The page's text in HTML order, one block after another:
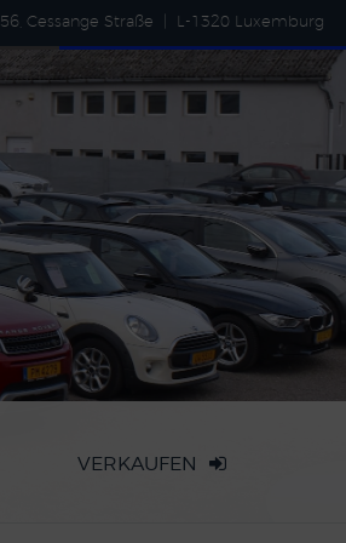
56, Cessange Straße L-1320 Luxemburg
VERKAUFEN